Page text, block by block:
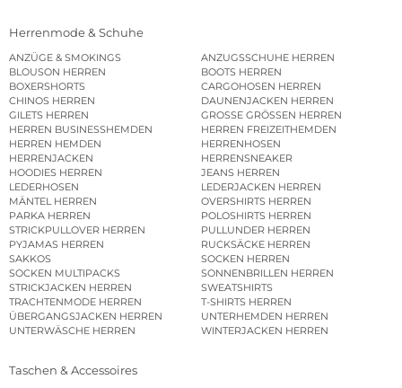
Herrenmode & Schuhe
ANZÜGE & SMOKINGS
ANZUGSSCHUHE HERREN
BLOUSON HERREN
BOOTS HERREN
BOXERSHORTS
CARGOHOSEN HERREN
CHINOS HERREN
DAUNENJACKEN HERREN
GILETS HERREN
GROSSE GRÖSSEN HERREN
HERREN BUSINESSHEMDEN
HERREN FREIZEITHEMDEN
HERREN HEMDEN
HERRENHOSEN
HERRENJACKEN
HERRENSNEAKER
HOODIES HERREN
JEANS HERREN
LEDERHOSEN
LEDERJACKEN HERREN
MÄNTEL HERREN
OVERSHIRTS HERREN
PARKA HERREN
POLOSHIRTS HERREN
STRICKPULLOVER HERREN
PULLUNDER HERREN
PYJAMAS HERREN
RUCKSÄCKE HERREN
SAKKOS
SOCKEN HERREN
SOCKEN MULTIPACKS
SONNENBRILLEN HERREN
STRICKJACKEN HERREN
SWEATSHIRTS
TRACHTENMODE HERREN
T-SHIRTS HERREN
ÜBERGANGSJACKEN HERREN
UNTERHEMDEN HERREN
UNTERWÄSCHE HERREN
WINTERJACKEN HERREN
Taschen & Accessoires